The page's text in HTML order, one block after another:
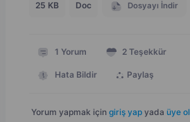
25 KB Doc Dosyayı İndir
1 Yorum 2 Teşekkür
Hata Bildir Paylaş
Yorum yapmak için giriş yap yada üye ol